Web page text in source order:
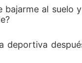
al
deportiva